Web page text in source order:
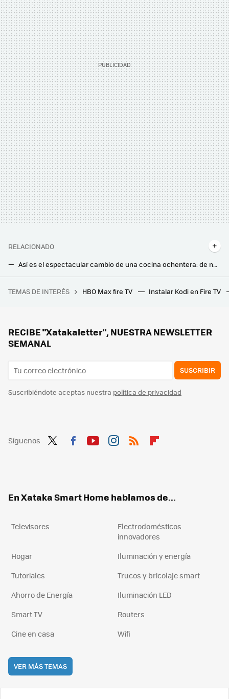
RELACIONADO
Así es el espectacular cambio de una cocina ochentera: de no caber casi nada, a meter hasta una mesa y asientos
Hay algo mucho mejor que las duchas italianas en 2026: las casas de diseño futurista apuestan por esta tendencia
Sony por fin confirma los precios regionales en PlayStation Store para Latinoamérica, pero los jugadores mexicanos están decepcionados
TEMAS DE INTERÉS HBO Max fire TV Instalar Kodi en Fire TV
RECIBE "Xatakaletter", NUESTRA NEWSLETTER
SEMANAL
SUSCRIBIR
Suscribiéndote aceptas nuestra política de privacidad
Síguenos
En Xataka Smart Home hablamos de...
Televisores
Electrodomésticos
innovadores
Hogar
Iluminación y energía
Tutoriales
Trucos y bricolaje smart
Ahorro de Energía
Iluminación LED
Smart TV
Routers
Cine en casa
Wifi
VER MÁS TEMAS